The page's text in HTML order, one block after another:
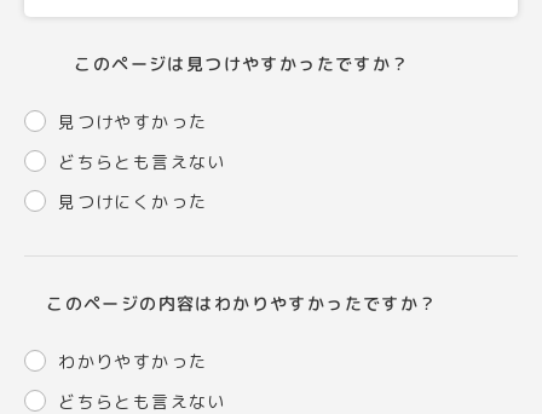
このページは見つけやすかったですか？
見つけやすかった
どちらとも言えない
見つけにくかった
このページの内容はわかりやすかったですか？
わかりやすかった
どちらとも言えない